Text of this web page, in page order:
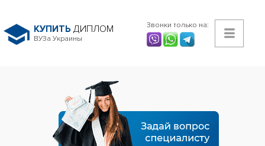
КУПИТЬ ДИПЛОМ
ВУЗа Украины
Звонки только на: